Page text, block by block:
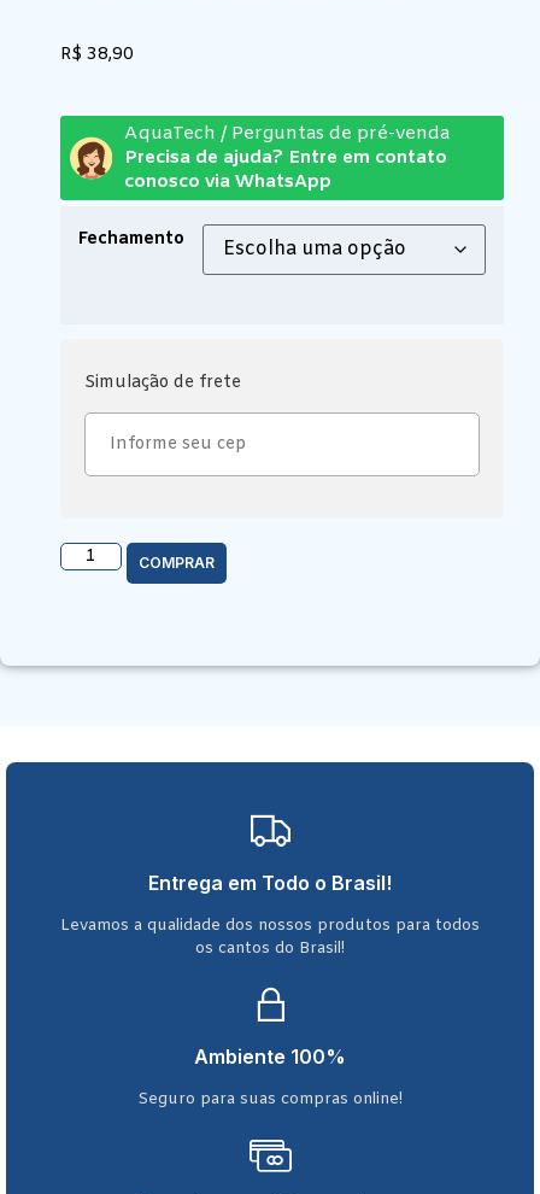
R$ 38,90
AquaTech / Perguntas de pré-venda
Precisa de ajuda? Entre em contato
conosco via WhatsApp
Fechamento
Simulação de frete
COMPRAR
Entrega em Todo o Brasil!
Levamos a qualidade dos nossos produtos para todos
os cantos do Brasil!
Ambiente 100%
Seguro para suas compras online!